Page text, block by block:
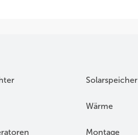
Solarspeicher
Wärme
Montage